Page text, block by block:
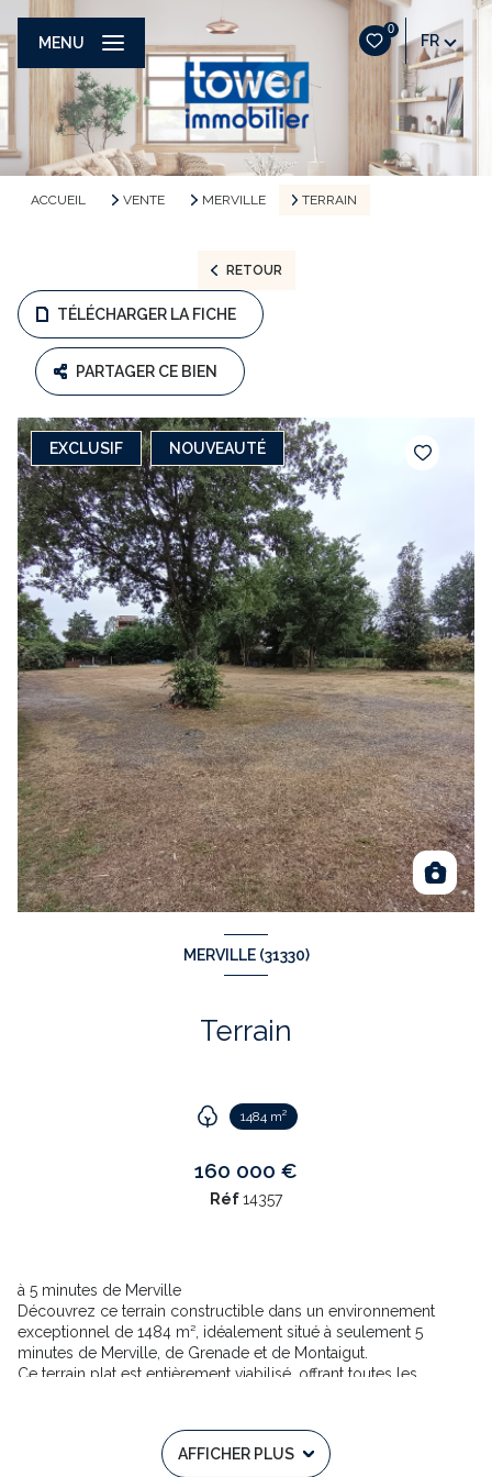
0
FR
MENU
ACCUEIL VENTE MERVILLE TERRAIN
RETOUR
TÉLÉCHARGER LA FICHE
PARTAGER CE BIEN
EXCLUSIF NOUVEAUTÉ
MERVILLE (31330)
Terrain
1484 m²
160 000 €
Réf14357
à 5 minutes de Merville
Découvrez ce terrain constructible dans un environnement
exceptionnel de 1484 m², idéalement situé à seulement 5
minutes de Merville, de Grenade et de Montaigut.
Ce terrain plat est entièrement viabilisé, offrant toutes les
facilitant votre projet de construction.
Situé au calme, au fond d'une impasse, ce terrain offre un cadre
AFFICHER PLUS